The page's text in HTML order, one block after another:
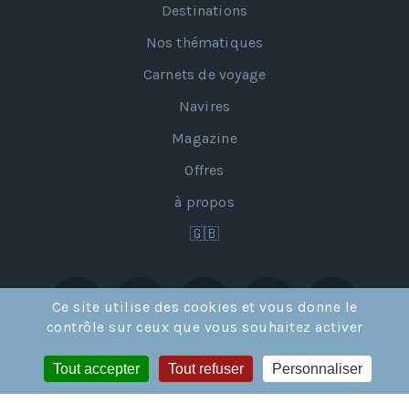
Ce site utilise des cookies et vous donne le
contrôle sur ceux que vous souhaitez activer
Tout accepter Tout refuser Personnaliser
Destinations
Nos thématiques
Carnets de voyage
Navires
Magazine
Offres
à propos
🇬🇧